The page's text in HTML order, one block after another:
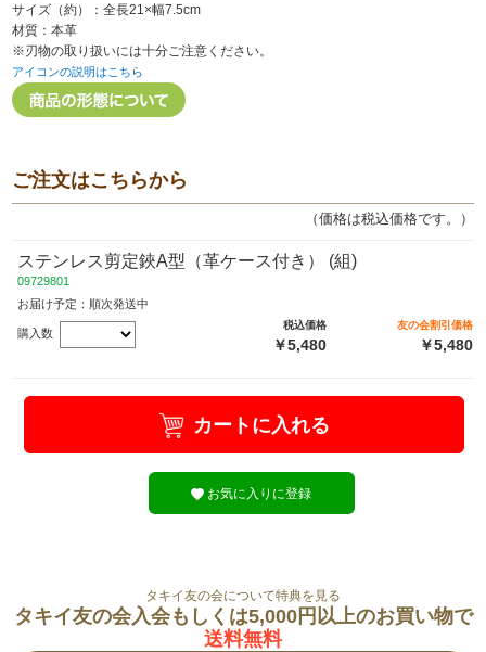
サイズ（約）：全長21×幅7.5cm
材質：本革
※刃物の取り扱いには十分ご注意ください。
アイコンの説明はこちら
ご注文はこちらから
（価格は税込価格です。）
ステンレス剪定鋏A型（革ケース付き） (組)
09729801
お届け予定：順次発送中
購入数
税込価格
￥5,480
友の会割引価格
￥5,480
カートに入れる
お気に入りに登録
タキイ友の会について特典を見る
タキイ友の会入会もしくは5,000円以上のお買い物で
送料無料